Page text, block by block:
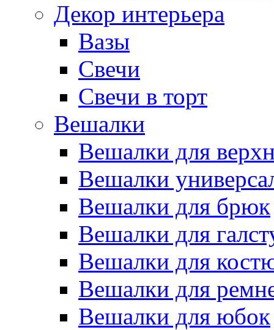
Декор интерьера
Вазы
Свечи
Свечи в торт
Вешалки
Вешалки для
Вешалки
Вешалки для брюк
Вешалки для
Вешалки для
Вешалки для
Вешалки для юбок